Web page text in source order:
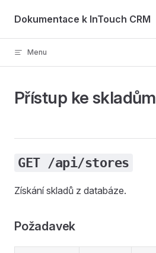
Skip to content
Dokumentace k InTouch CRM
Menu
Přístup ke skladům
GET /api/stores
Získání skladů z databáze.
Požadavek